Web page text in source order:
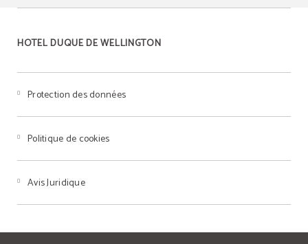
HOTEL DUQUE DE WELLINGTON
Protection des données
Politique de cookies
Avis Juridique